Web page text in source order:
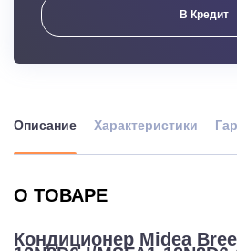
В Кредит
Описание Характеристики
О ТОВАРЕ
Кондиционер Midea